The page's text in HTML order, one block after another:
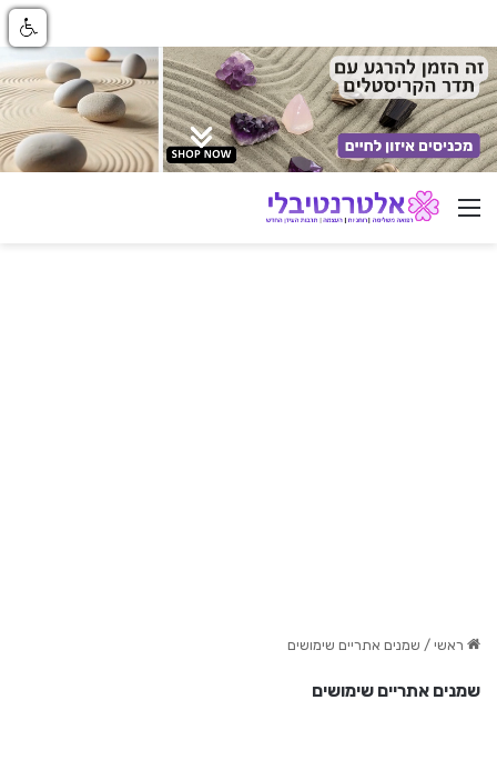
ניווט באתר
ראשי / שמנים אתריים שימושים
שמנים אתריים שימושים